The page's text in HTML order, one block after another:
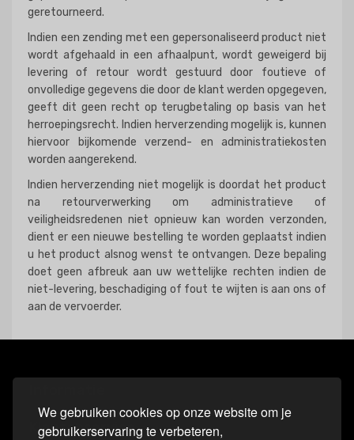
We gebruiken cookies op onze website om je
gebruikerservaring te verbeteren,
geretourneerd.
Indien een zending met een gepersonaliseerd product niet
wordt afgehaald in een afhaalpunt, wordt geweigerd bij
levering of retour wordt gestuurd door foutieve of
onvolledige gegevens die door de klant werden opgegeven,
geeft dit geen recht op terugbetaling op basis van het
herroepingsrecht. Indien herverzending mogelijk is, kunnen
hiervoor bijkomende verzend- en administratiekosten
worden aangerekend.
Indien herverzending niet mogelijk is doordat het product
na retourverwerking om administratieve of
veiligheidsredenen niet opnieuw kan worden verzonden,
dient er een nieuwe bestelling te worden geplaatst indien
u het product alsnog wenst te ontvangen. Deze bepaling
doet geen afbreuk aan uw wettelijke rechten indien de
niet-levering, beschadiging of fout te wijten is aan ons of
aan de vervoerder.
Klantenservice